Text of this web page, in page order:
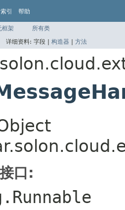
索引 帮助
框架
所有类
详细资料: 字段 | 构造器 | 方法
口: